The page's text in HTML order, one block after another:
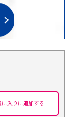
に入りに追加する